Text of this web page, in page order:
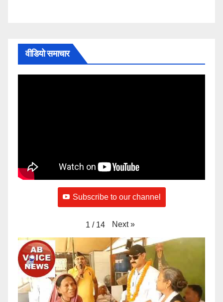
वीडियो समाचार
Subscribe to our channel
1 / 14 Next »